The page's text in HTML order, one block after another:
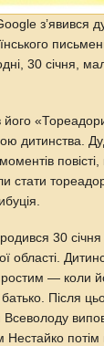
з’явився
30 січня,
його
дитинства.
повісті,
стати
30 січня
області.
— коли
Після
Нестайко